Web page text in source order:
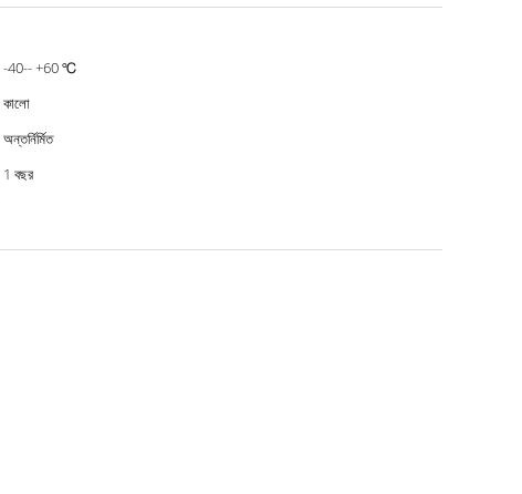
-40-- +60 ℃
কালো
অন্তর্নির্মিত
1 বছর